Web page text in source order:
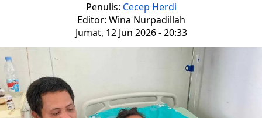
Penulis: Cecep Herdi
Editor: Wina Nurpadillah
Jumat, 12 Jun 2026 - 20:33